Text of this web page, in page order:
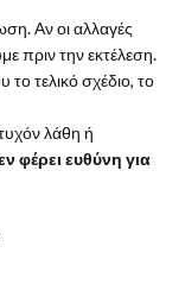
Αν οι αλλαγές
πριν την εκτέλεση.
τελικό σχέδιο, το
λάθη ή
φέρει ευθύνη για